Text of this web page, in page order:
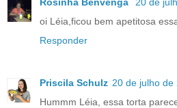
oi Léia,ficou bem apetitosa
Responder
Priscila Schulz 20 de julho de
Hummm Léia, essa torta